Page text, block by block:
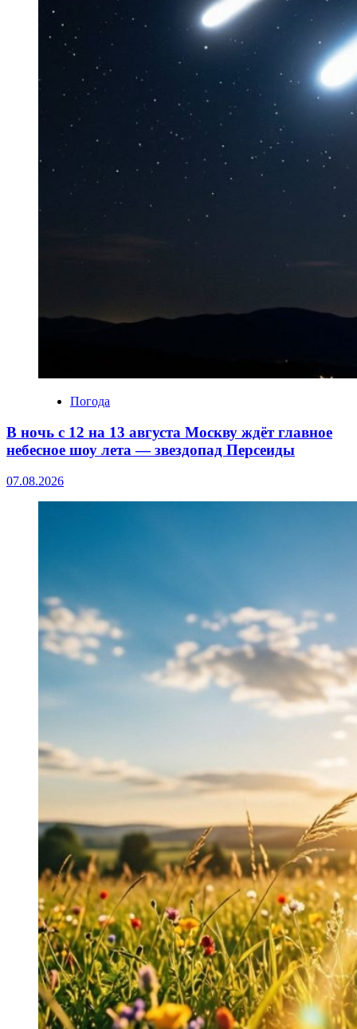
Погода
В ночь с 12 на 13 августа Москву ждёт главное
небесное шоу лета — звездопад Персеиды
07.08.2026